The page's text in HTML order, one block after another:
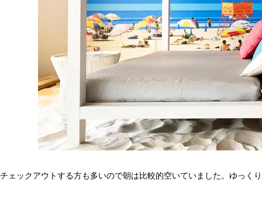
チェックアウトする方も多いので朝は比較的空いていました。ゆっく